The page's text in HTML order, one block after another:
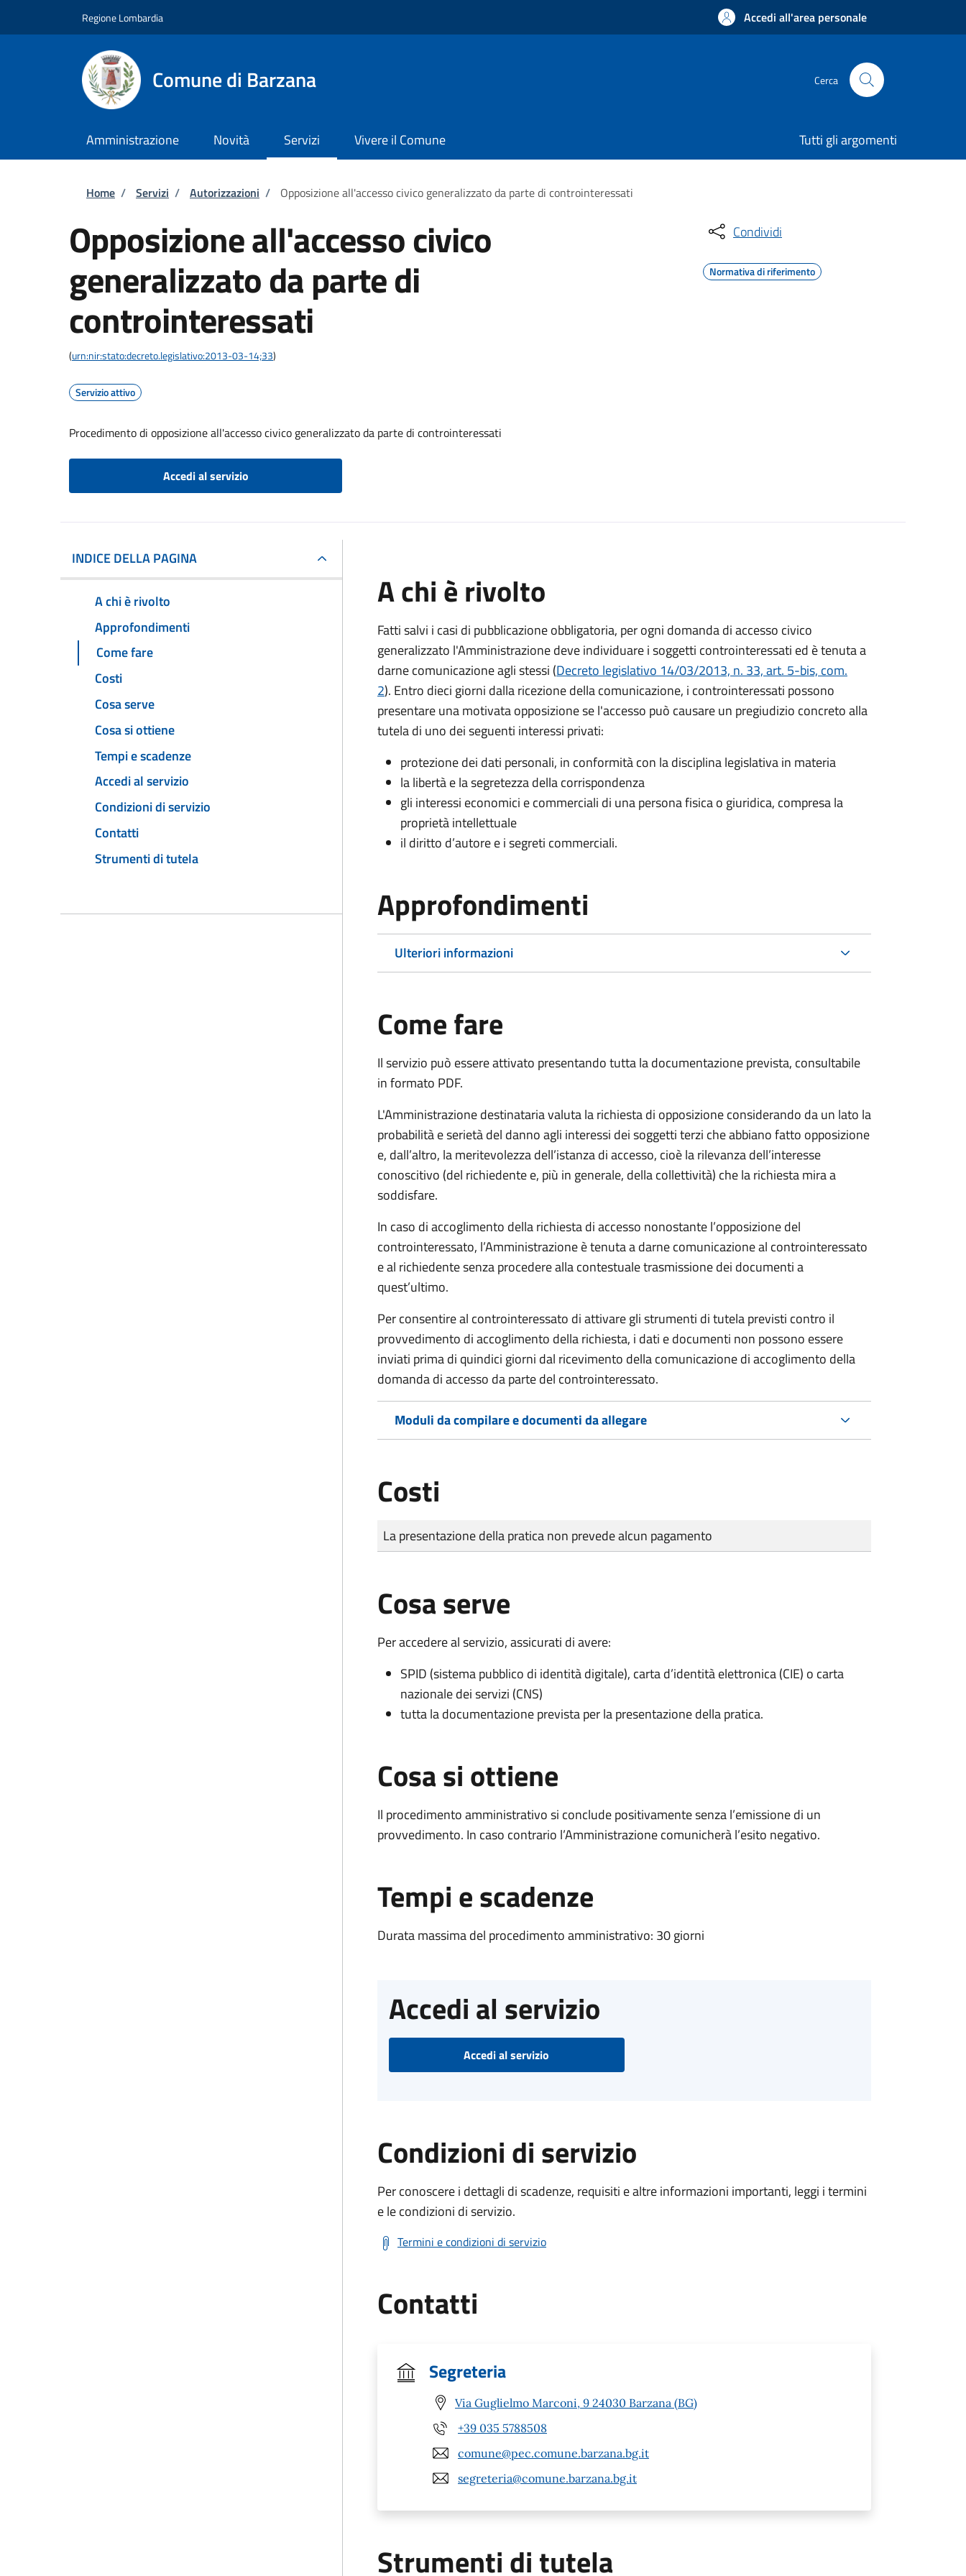
Regione Lombardia Accedi all'area personale
Comune di Barzana Cerca
Amministrazione Novità Servizi Vivere il Comune Tutti gli argomenti
Briciole di pane
Home / Servizi / Autorizzazioni / Opposizione all'accesso civico generalizzato da parte di controinteressati
Opposizione all'accesso civico
generalizzato da parte di
controinteressati
(urn:nir:stato:decreto.legislativo:2013-03-14;33)
Servizio attivo
Procedimento di opposizione all'accesso civico generalizzato da parte di controinteressati
Accedi al servizio
Condividi
Normativa di riferimento
INDICE DELLA PAGINA
A chi è rivolto
Approfondimenti
Come fare
Costi
Cosa serve
Cosa si ottiene
Tempi e scadenze
Accedi al servizio
Condizioni di servizio
Contatti
Strumenti di tutela
A chi è rivolto
Fatti salvi i casi di pubblicazione obbligatoria, per ogni domanda di accesso civico
generalizzato l'Amministrazione deve individuare i soggetti controinteressati ed è tenuta a
darne comunicazione agli stessi (Decreto legislativo 14/03/2013, n. 33, art. 5-bis, com.
2). Entro dieci giorni dalla ricezione della comunicazione, i controinteressati possono
presentare una motivata opposizione se l'accesso può causare un pregiudizio concreto alla
tutela di uno dei seguenti interessi privati:
protezione dei dati personali, in conformità con la disciplina legislativa in materia
la libertà e la segretezza della corrispondenza
gli interessi economici e commerciali di una persona fisica o giuridica, compresa la
proprietà intellettuale
il diritto d’autore e i segreti commerciali.
Approfondimenti
Ulteriori informazioni
Come fare
Il servizio può essere attivato presentando tutta la documentazione prevista, consultabile
in formato PDF.
L'Amministrazione destinataria valuta la richiesta di opposizione considerando da un lato la
probabilità e serietà del danno agli interessi dei soggetti terzi che abbiano fatto opposizione
e, dall’altro, la meritevolezza dell’istanza di accesso, cioè la rilevanza dell’interesse
conoscitivo (del richiedente e, più in generale, della collettività) che la richiesta mira a
soddisfare.
In caso di accoglimento della richiesta di accesso nonostante l’opposizione del
controinteressato, l’Amministrazione è tenuta a darne comunicazione al controinteressato
e al richiedente senza procedere alla contestuale trasmissione dei documenti a
quest’ultimo.
Per consentire al controinteressato di attivare gli strumenti di tutela previsti contro il
provvedimento di accoglimento della richiesta, i dati e documenti non possono essere
inviati prima di quindici giorni dal ricevimento della comunicazione di accoglimento della
domanda di accesso da parte del controinteressato.
Moduli da compilare e documenti da allegare
Costi
Tipo di pagamento
Importo
La presentazione della pratica non prevede alcun pagamento
Cosa serve
Per accedere al servizio, assicurati di avere:
SPID (sistema pubblico di identità digitale), carta d’identità elettronica (CIE) o carta
nazionale dei servizi (CNS)
tutta la documentazione prevista per la presentazione della pratica.
Cosa si ottiene
Il procedimento amministrativo si conclude positivamente senza l’emissione di un
provvedimento. In caso contrario l’Amministrazione comunicherà l’esito negativo.
Tempi e scadenze
Durata massima del procedimento amministrativo: 30 giorni
Accedi al servizio
Accedi al servizio
Condizioni di servizio
Per conoscere i dettagli di scadenze, requisiti e altre informazioni importanti, leggi i termini
e le condizioni di servizio.
Termini e condizioni di servizio
Contatti
Segreteria
Via Guglielmo Marconi, 9 24030 Barzana (BG)
+39 035 5788508
comune@pec.comune.barzana.bg.it
segreteria@comune.barzana.bg.it
Strumenti di tutela